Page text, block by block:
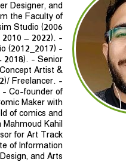
Designer, and
the Faculty of
Studio (2006
2010 – 2022). -
(2012_2017) -
2018). - Senior
Artist &
Freelancer. -
- Co-founder of
Maker with
of comics and
Kahil
for Art Track
of Information
and Arts.